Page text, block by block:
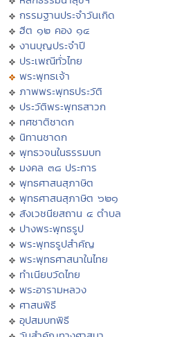
กรรมฐานประจำวันเกิด
ฮีต ๑๒ คอง ๑๔
งานบุญประจำปี
ประเพณีทั่วไทย
พระพุทธเจ้า
ภาพพระพุทธประวัติ
ประวัติพระพุทธสาวก
ทศชาติชาดก
นิทานชาดก
พุทธวจนในธรรมบท
มงคล ๓๘ ประการ
พุทธศาสนสุภาษิต
พุทธศาสนสุภาษิต ๖๒๑
สังเวชนียสถาน ๔ ตำบล
ปางพระพุทธรูป
พระพุทธรูปสำคัญ
พระพุทธศาสนาในไทย
ทำเนียบวัดไทย
พระอารามหลวง
ศาสนพิธี
อุปสมบทพิธี